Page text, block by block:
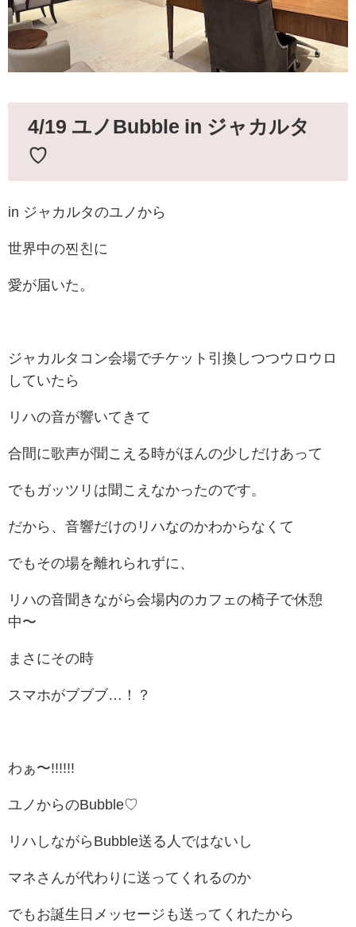
4/19 ユノBubble in ジャカルタ
♡
in ジャカルタのユノから
世界中の찐친に
愛が届いた。
ジャカルタコン会場でチケット引換しつつウロウロ
していたら
リハの音が響いてきて
合間に歌声が聞こえる時がほんの少しだけあって
でもガッツリは聞こえなかったのです。
だから、音響だけのリハなのかわからなくて
でもその場を離れられずに、
リハの音聞きながら会場内のカフェの椅子で休憩
中〜
まさにその時
スマホがブブブ…！？
わぁ〜!!!!!!
ユノからのBubble♡
リハしながらBubble送る人ではないし
マネさんが代わりに送ってくれるのか
でもお誕生日メッセージも送ってくれたから